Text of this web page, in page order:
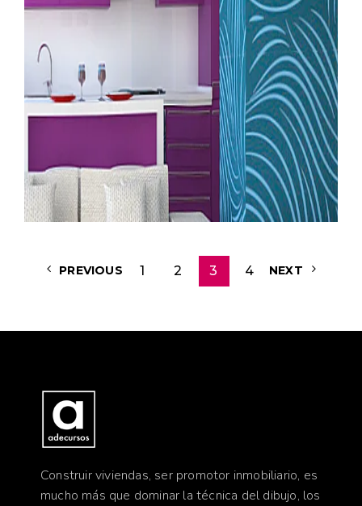
PREVIOUS 1 2 3 4 NEXT
Construir viviendas, ser promotor inmobiliario, es
mucho más que dominar la técnica del dibujo, los